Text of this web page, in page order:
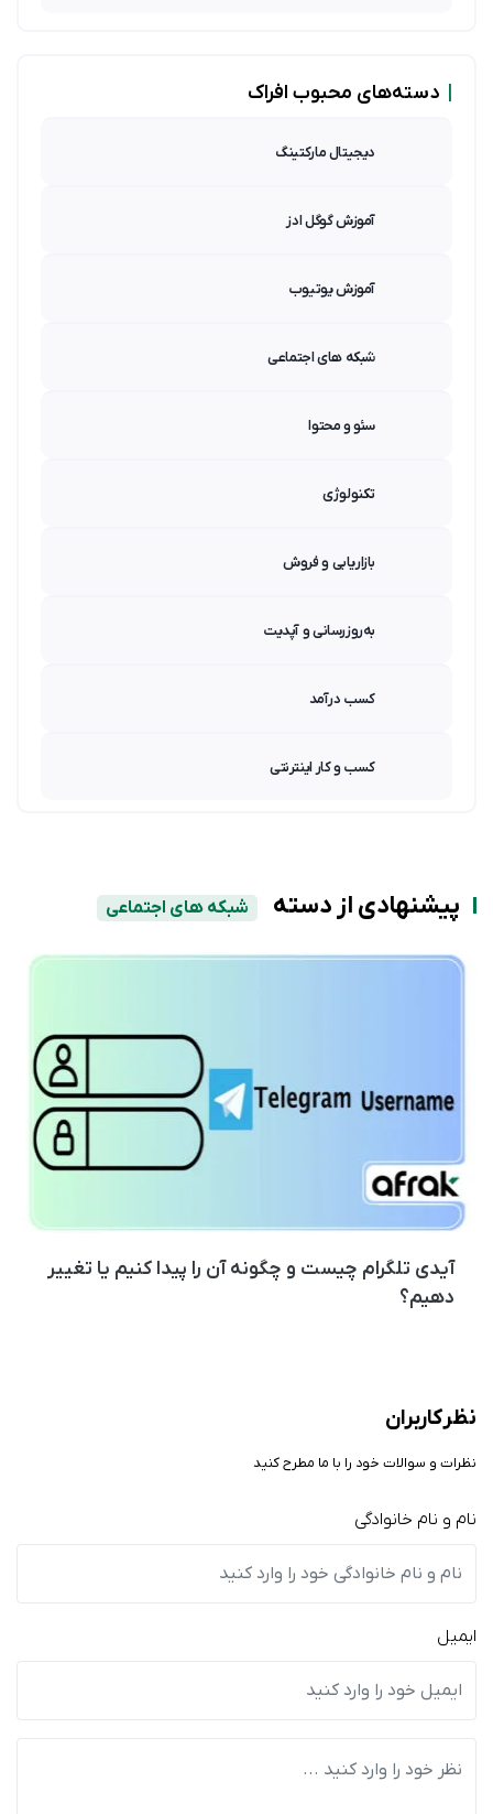
دسته‌های محبوب افراک
دیجیتال مارکتینگ
آموزش گوگل ادز
آموزش یوتیوب
شبکه های اجتماعی
سئو و محتوا
تکنولوژی
بازاریابی و فروش
به‌روزرسانی و آپدیت
کسب درآمد
کسب و کار اینترنتی
پیشنهادی از دسته شبکه های اجتماعی
آیدی تلگرام چیست و چگونه آن را پیدا کنیم یا تغییر
دهیم؟
نظر کاربران
نظرات و سوالات خود را با ما مطرح کنید
نام و نام خانوادگی
ایمیل